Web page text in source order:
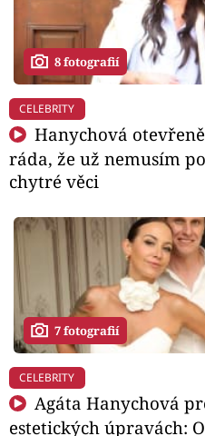
8 fotografií
CELEBRITY
Hanychová
ráda, že už nemusím
chytré věci
7 fotografií
CELEBRITY
Agáta Hanychová
estetických úpravách: